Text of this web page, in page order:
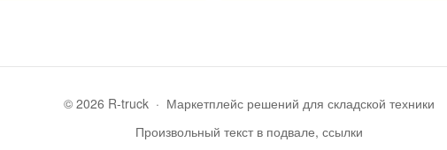
© 2026 R-truck· Маркетплейс решений для складской техники
Произвольный текст в подвале, ссылки